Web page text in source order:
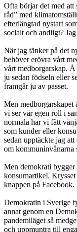
Ofta börjar det med att
råd” med
efterlängtad nystart
socialt och andligt?
När jag tänker på det
behöver erövra vårt
vårt medborgarskap.
ju sedan födseln eller
framgår ju av passet.
Men medborgarskapet
vi ser vår egen roll i
normala har vi fått
som kunder eller
sedan upptäckte jag
om kommuninvånarna
Men demokrati bygger
konsumartikel. Krysset
knappen på Facebook.
Demokratin i Sverige
annat genom en
pandemiläget så
och uppmuntra till